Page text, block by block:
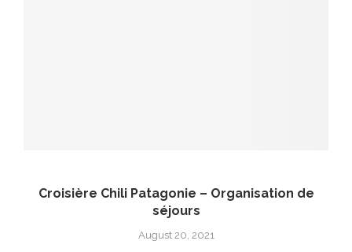
Croisière Chili Patagonie – Organisation de
séjours
August 20, 2021